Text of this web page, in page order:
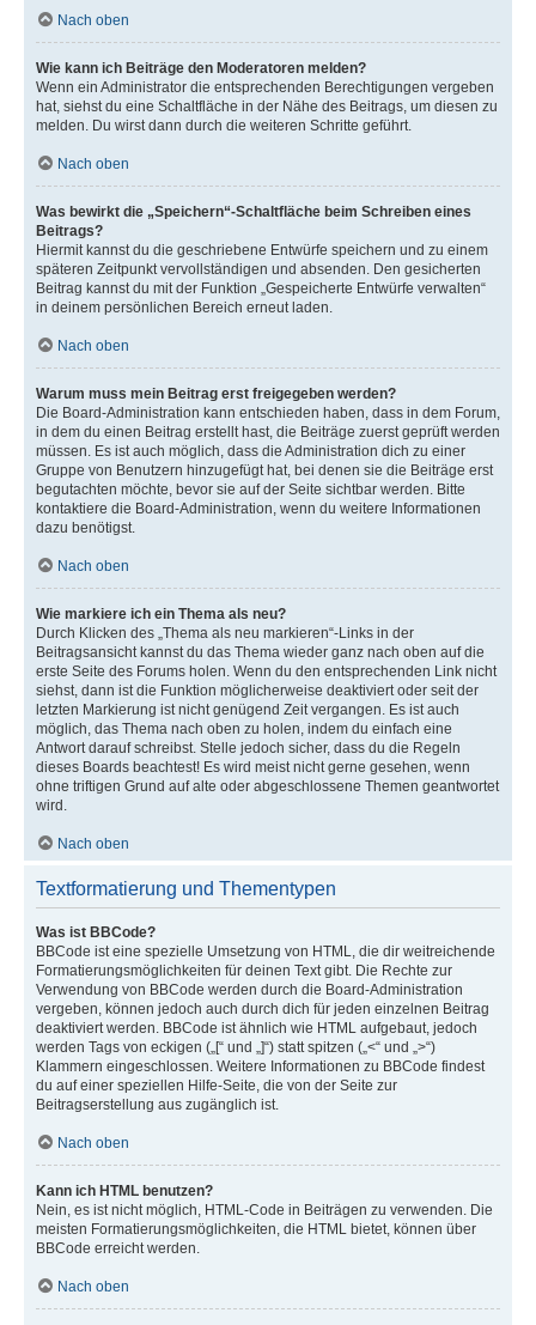
Nach oben
Wie kann ich Beiträge den Moderatoren melden?
Wenn ein Administrator die entsprechenden Berechtigungen vergeben
hat, siehst du eine Schaltfläche in der Nähe des Beitrags, um diesen zu
melden. Du wirst dann durch die weiteren Schritte geführt.
Nach oben
Was bewirkt die „Speichern“-Schaltfläche beim Schreiben eines
Beitrags?
Hiermit kannst du die geschriebene Entwürfe speichern und zu einem
späteren Zeitpunkt vervollständigen und absenden. Den gesicherten
Beitrag kannst du mit der Funktion „Gespeicherte Entwürfe verwalten“
in deinem persönlichen Bereich erneut laden.
Nach oben
Warum muss mein Beitrag erst freigegeben werden?
Die Board-Administration kann entschieden haben, dass in dem Forum,
in dem du einen Beitrag erstellt hast, die Beiträge zuerst geprüft werden
müssen. Es ist auch möglich, dass die Administration dich zu einer
Gruppe von Benutzern hinzugefügt hat, bei denen sie die Beiträge erst
begutachten möchte, bevor sie auf der Seite sichtbar werden. Bitte
kontaktiere die Board-Administration, wenn du weitere Informationen
dazu benötigst.
Nach oben
Wie markiere ich ein Thema als neu?
Durch Klicken des „Thema als neu markieren“-Links in der
Beitragsansicht kannst du das Thema wieder ganz nach oben auf die
erste Seite des Forums holen. Wenn du den entsprechenden Link nicht
siehst, dann ist die Funktion möglicherweise deaktiviert oder seit der
letzten Markierung ist nicht genügend Zeit vergangen. Es ist auch
möglich, das Thema nach oben zu holen, indem du einfach eine
Antwort darauf schreibst. Stelle jedoch sicher, dass du die Regeln
dieses Boards beachtest! Es wird meist nicht gerne gesehen, wenn
ohne triftigen Grund auf alte oder abgeschlossene Themen geantwortet
wird.
Nach oben
Textformatierung und Thementypen
Was ist BBCode?
BBCode ist eine spezielle Umsetzung von HTML, die dir weitreichende
Formatierungsmöglichkeiten für deinen Text gibt. Die Rechte zur
Verwendung von BBCode werden durch die Board-Administration
vergeben, können jedoch auch durch dich für jeden einzelnen Beitrag
deaktiviert werden. BBCode ist ähnlich wie HTML aufgebaut, jedoch
werden Tags von eckigen („[“ und „]“) statt spitzen („<“ und „>“)
Klammern eingeschlossen. Weitere Informationen zu BBCode findest
du auf einer speziellen Hilfe-Seite, die von der Seite zur
Beitragserstellung aus zugänglich ist.
Nach oben
Kann ich HTML benutzen?
Nein, es ist nicht möglich, HTML-Code in Beiträgen zu verwenden. Die
meisten Formatierungsmöglichkeiten, die HTML bietet, können über
BBCode erreicht werden.
Nach oben